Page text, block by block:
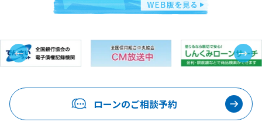
← →
ローンのご相談予約